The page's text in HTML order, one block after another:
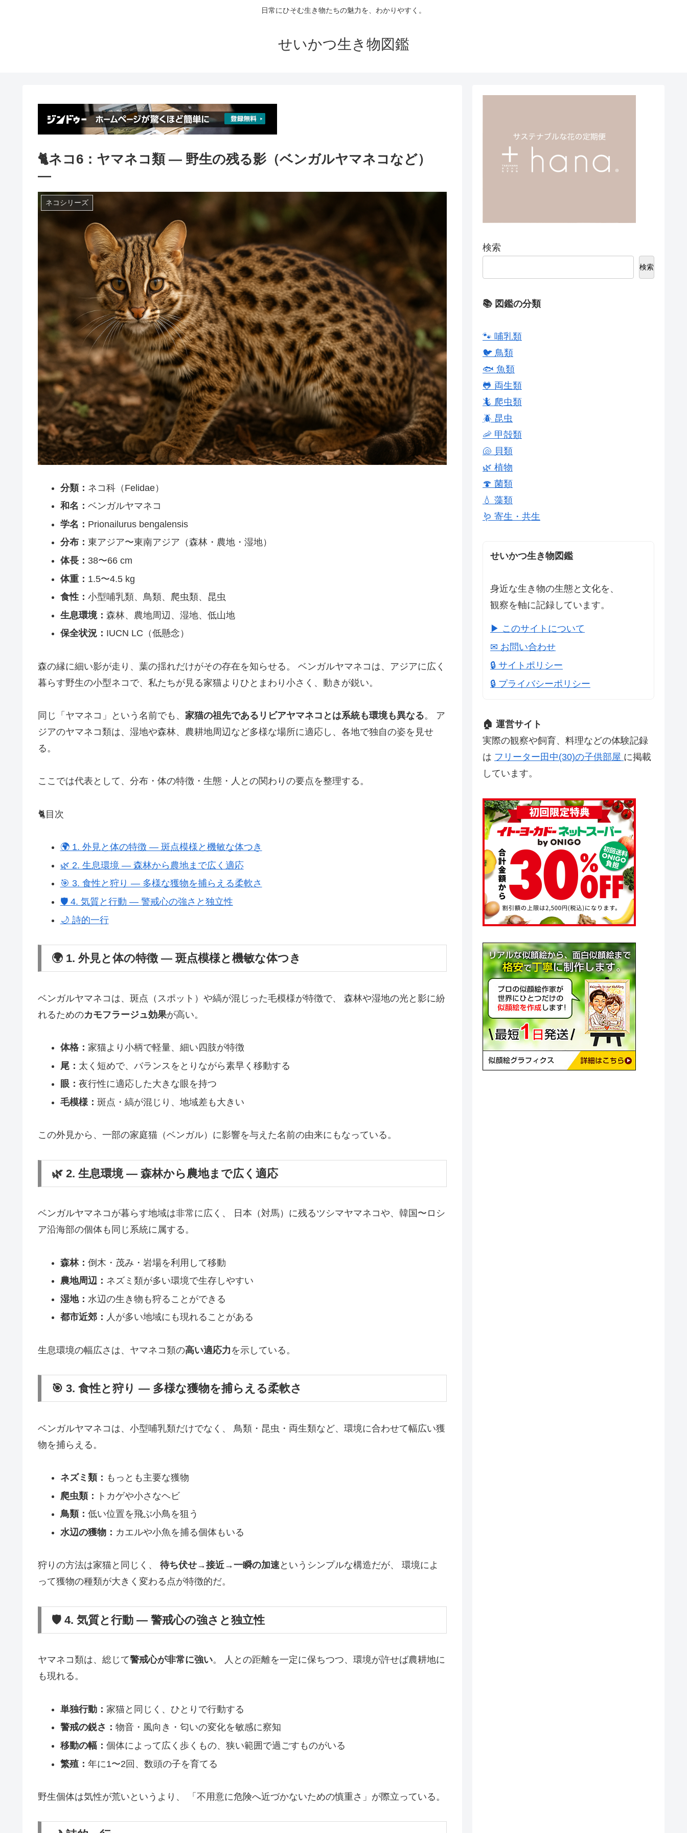
日常にひそむ生き物たちの魅力を、わかりやすく。
せいかつ生き物図鑑
🐈ネコ6：ヤマネコ類 ― 野生の残る影（ベンガルヤマネコなど）
―
ネコシリーズ
分類： ネコ科（Felidae）
和名： ベンガルヤマネコ
学名： Prionailurus bengalensis
分布： 東アジア〜東南アジア（森林・農地・湿地）
体長： 38〜66 cm
体重： 1.5〜4.5 kg
食性： 小型哺乳類、鳥類、爬虫類、昆虫
生息環境： 森林、農地周辺、湿地、低山地
保全状況： IUCN LC（低懸念）
森の縁に細い影が走り、葉の揺れだけがその存在を知らせる。 ベンガルヤマネコは、アジアに広く
暮らす野生の小型ネコで、私たちが見る家猫よりひとまわり小さく、動きが鋭い。
同じ「ヤマネコ」という名前でも、 家猫の祖先であるリビアヤマネコとは系統も環境も異なる。 ア
ジアのヤマネコ類は、湿地や森林、農耕地周辺など多様な場所に適応し、各地で独自の姿を見せ
る。
ここでは代表として、分布・体の特徴・生態・人との関わりの要点を整理する。
🐈目次
🌍 1. 外見と体の特徴 ― 斑点模様と機敏な体つき
🌿 2. 生息環境 ― 森林から農地まで広く適応
🎯 3. 食性と狩り ― 多様な獲物を捕らえる柔軟さ
🛡 4. 気質と行動 ― 警戒心の強さと独立性
🌙 詩的一行
🌍 1. 外見と体の特徴 ― 斑点模様と機敏な体つき
ベンガルヤマネコは、斑点（スポット）や縞が混じった毛模様が特徴で、 森林や湿地の光と影に紛
れるためのカモフラージュ効果が高い。
体格： 家猫より小柄で軽量、細い四肢が特徴
尾： 太く短めで、バランスをとりながら素早く移動する
眼： 夜行性に適応した大きな眼を持つ
毛模様： 斑点・縞が混じり、地域差も大きい
この外見から、一部の家庭猫（ベンガル）に影響を与えた名前の由来にもなっている。
🌿 2. 生息環境 ― 森林から農地まで広く適応
ベンガルヤマネコが暮らす地域は非常に広く、 日本（対馬）に残るツシマヤマネコや、韓国〜ロシ
ア沿海部の個体も同じ系統に属する。
森林： 倒木・茂み・岩場を利用して移動
農地周辺： ネズミ類が多い環境で生存しやすい
湿地： 水辺の生き物も狩ることができる
都市近郊： 人が多い地域にも現れることがある
生息環境の幅広さは、ヤマネコ類の高い適応力 を示している。
🎯 3. 食性と狩り ― 多様な獲物を捕らえる柔軟さ
ベンガルヤマネコは、小型哺乳類だけでなく、 鳥類・昆虫・両生類など、環境に合わせて幅広い獲
物を捕らえる。
ネズミ類： もっとも主要な獲物
爬虫類：
トカゲや小さなヘビ
鳥類： 低い位置を飛ぶ小鳥を狙う
水辺の獲物： カエルや小魚を捕る個体もいる
狩りの方法は家猫と同じく、 待ち伏せ→接近→一瞬の加速というシンプルな構造だが、 環境によ
って獲物の種類が大きく変わる点が特徴的だ。
🛡 4. 気質と行動 ― 警戒心の強さと独立性
ヤマネコ類は、総じて警戒心が非常に強い。 人との距離を一定に保ちつつ、環境が許せば農耕地に
も現れる。
単独行動： 家猫と同じく、ひとりで行動する
警戒の鋭さ： 物音・風向き・匂いの変化を敏感に察知
移動の幅： 個体によって広く歩くもの、狭い範囲で過ごすものがいる
繁殖： 年に1〜2回、数頭の子を育てる
野生個体は気性が荒いというより、 「不用意に危険へ近づかないための慎重さ」が際立っている。
検索
検索
📚 図鑑の分類
🐾 哺乳類
🐦 鳥類
🐟 魚類
🐸 両生類
🦎 爬虫類
🪲 昆虫
🦐 甲殻類
🐚 貝類
🌿 植物
🍄 菌類
💧 藻類
🪱 寄生・共生
せいかつ生き物図鑑
身近な生き物の生態と文化を、
観察を軸に記録しています。
▶ このサイトについて
✉ お問い合わせ
🔒 サイトポリシー
🔒 プライバシーポリシー
🏠 運営サイト
実際の観察や飼育、料理などの体験記録
は フリーター田中(30)の子供部屋 に掲載
しています。